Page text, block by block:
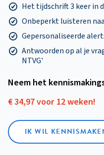
Het tijdschrift 3 keer in
Onbeperkt luisteren
Gepersonaliseerde
Antwoorden op al je
NTVG'
Neem het
€ 34,97 voor 12 weken!
IK WIL